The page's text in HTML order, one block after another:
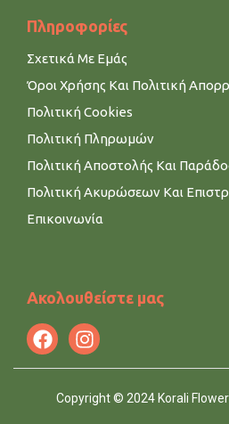
Πληροφορίες
Σχετικά Με Εμάς
Όροι Χρήσης Και Πολιτική
Πολιτική Cookies
Πολιτική Πληρωμών
Πολιτική Αποστολής Και
Πολιτική Ακυρώσεων Και
Επικοινωνία
Ακολουθείστε μας
Copyright © 2024 Korali